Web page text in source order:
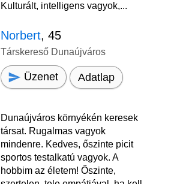
Kulturált, intelligens vagyok,...
Norbert, 45
Társkereső Dunaújváros
Üzenet Adatlap
Dunaújváros környékén keresek
társat. Rugalmas vagyok
mindenre. Kedves, őszinte picit
sportos testalkatú vagyok. A
hobbim az életem! Őszinte,